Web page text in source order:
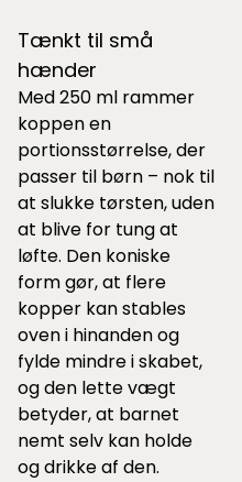
Tænkt til små
hænder
Med 250 ml rammer
koppen en
portionsstørrelse, der
passer til børn – nok til
at slukke tørsten, uden
at blive for tung at
løfte. Den koniske
form gør, at flere
kopper kan stables
oven i hinanden og
fylde mindre i skabet,
og den lette vægt
betyder, at barnet
nemt selv kan holde
og drikke af den.